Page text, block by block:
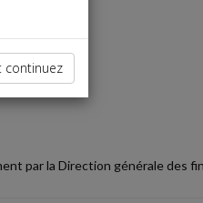
par la Direction générale des
continuez